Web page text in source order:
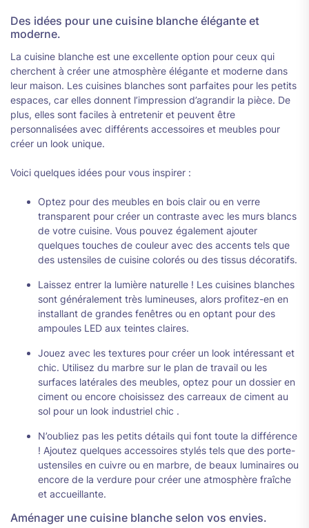
Des idées pour une cuisine blanche élégante et
moderne.
La cuisine blanche est une excellente option pour ceux qui
cherchent à créer une atmosphère élégante et moderne dans
leur maison. Les cuisines blanches sont parfaites pour les petits
espaces, car elles donnent l’impression d’agrandir la pièce. De
plus, elles sont faciles à entretenir et peuvent être
personnalisées avec différents accessoires et meubles pour
créer un look unique.
Voici quelques idées pour vous inspirer :
Optez pour des meubles en bois clair ou en verre
transparent pour créer un contraste avec les murs blancs
de votre cuisine. Vous pouvez également ajouter
quelques touches de couleur avec des accents tels que
des ustensiles de cuisine colorés ou des tissus décoratifs.
Laissez entrer la lumière naturelle ! Les cuisines blanches
sont généralement très lumineuses, alors profitez-en en
installant de grandes fenêtres ou en optant pour des
ampoules LED aux teintes claires.
Jouez avec les textures pour créer un look intéressant et
chic. Utilisez du marbre sur le plan de travail ou les
surfaces latérales des meubles, optez pour un dossier en
ciment ou encore choisissez des carreaux de ciment au
sol pour un look industriel chic .
N’oubliez pas les petits détails qui font toute la différence
! Ajoutez quelques accessoires stylés tels que des porte-
ustensiles en cuivre ou en marbre, de beaux luminaires ou
encore de la verdure pour créer une atmosphère fraîche
et accueillante.
Aménager une cuisine blanche selon vos envies.